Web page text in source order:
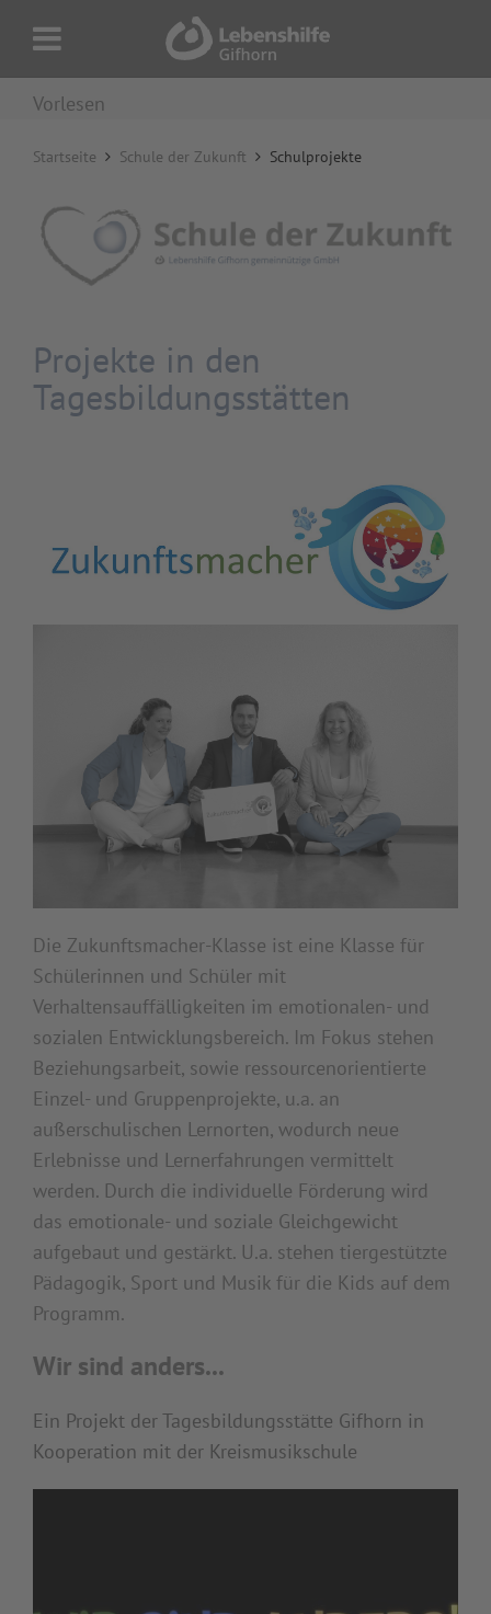
Vorlesen
Startseite Schule der Zukunft Schulprojekte
Projekte in den
Tagesbildungsstätten
Die Zukunftsmacher-Klasse ist eine Klasse für
Schülerinnen und Schüler mit
Verhaltensauffälligkeiten im emotionalen- und
sozialen Entwicklungsbereich. Im Fokus stehen
Beziehungsarbeit, sowie ressourcenorientierte
Einzel- und Gruppenprojekte, u.a. an
außerschulischen Lernorten, wodurch neue
Erlebnisse und Lernerfahrungen vermittelt
werden. Durch die individuelle Förderung wird
das emotionale- und soziale Gleichgewicht
aufgebaut und gestärkt. U.a. stehen tiergestützte
Pädagogik, Sport und Musik für die Kids auf dem
Programm.
Wir sind anders...
Ein Projekt der Tagesbildungsstätte Gifhorn in
Kooperation mit der Kreismusikschule